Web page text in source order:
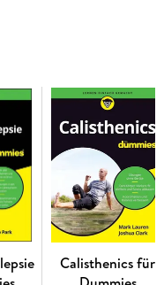
Calisthenics für